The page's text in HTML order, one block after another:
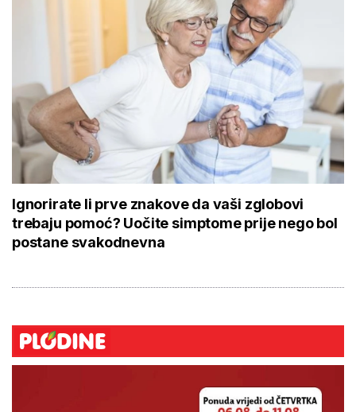
Ignorirate li prve znakove da vaši zglobovi
trebaju pomoć? Uočite simptome prije nego bol
postane svakodnevna